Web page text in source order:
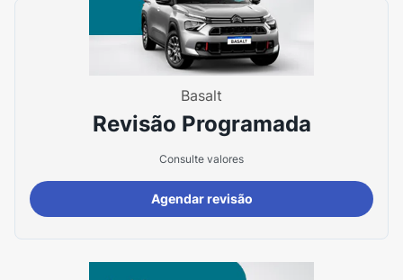
Basalt
Revisão Programada
Consulte valores
Agendar revisão